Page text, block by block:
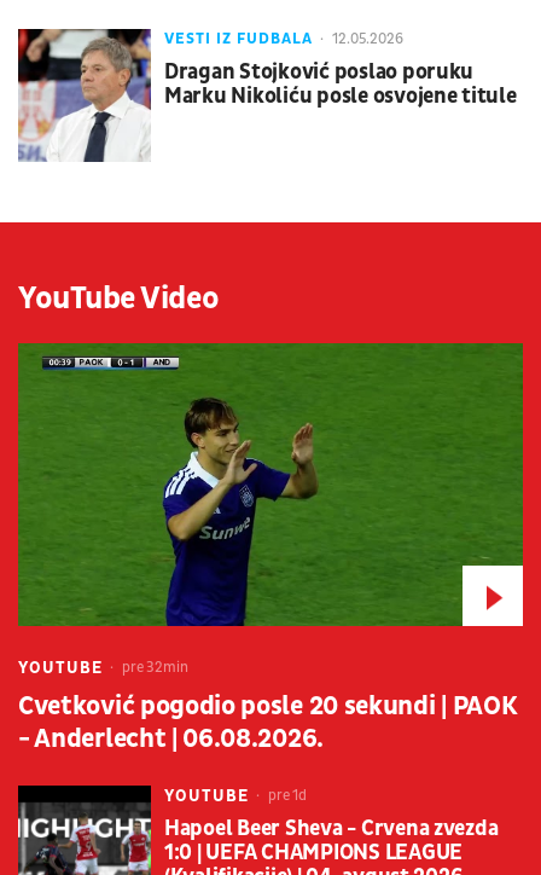
VESTI IZ FUDBALA 12.05.2026
Dragan Stojković poslao poruku
Marku Nikoliću posle osvojene titule
YouTube Video
YOUTUBE pre 32min
Cvetković pogodio posle 20 sekundi | PAOK
- Anderlecht | 06.08.2026.
YOUTUBE pre 1d
Hapoel Beer Sheva - Crvena zvezda
1:0 | UEFA CHAMPIONS LEAGUE